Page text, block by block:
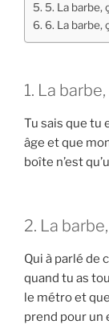
5. La barbe,
6. La barbe,
1. La
Tu sais que tu
âge et que
boîte n’est
2. La
Qui à parlé de
quand tu as
le métro et
prend pour